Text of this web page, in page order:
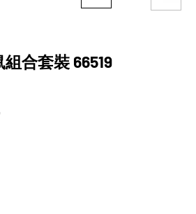
合套裝 66519